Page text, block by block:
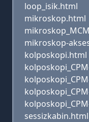
loop_isik.html
mikroskop.html
mikroskop-
kolposkopi.html
sessizkabin.html